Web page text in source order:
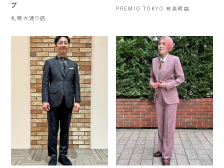
プ
札幌大通り店
PREMIO TOKYO 有楽町店